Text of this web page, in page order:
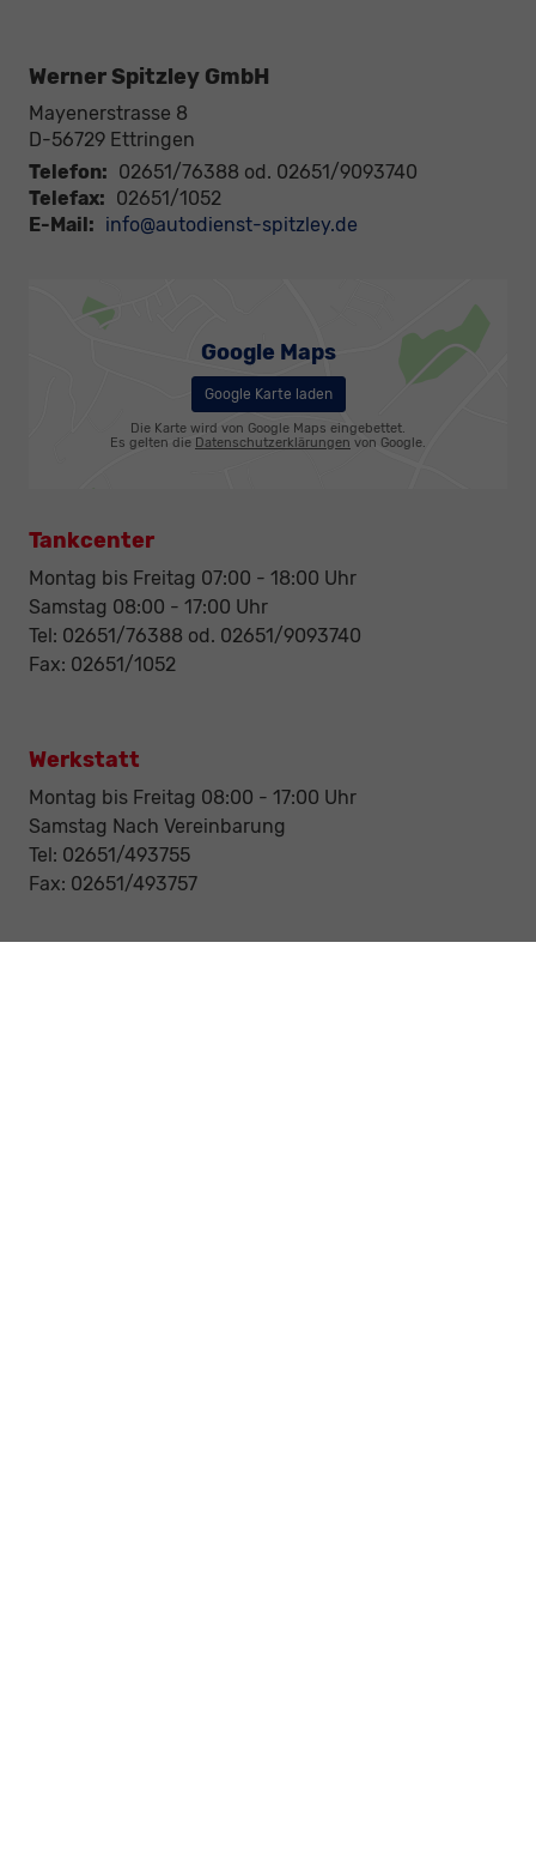
Werner Spitzley GmbH
Mayenerstrasse 8
D-56729 Ettringen
Telefon: 02651/76388 od. 02651/9093740
Telefax: 02651/1052
E-Mail: info@autodienst-spitzley.de
Google Maps
Google Karte laden
Die Karte wird von Google Maps eingebettet.
Es gelten die Datenschutzerklärungen von Google.
Tankcenter
Montag bis Freitag 07:00 - 18:00 Uhr
Samstag 08:00 - 17:00 Uhr
Tel: 02651/76388 od. 02651/9093740
Fax: 02651/1052
Werkstatt
Montag bis Freitag 08:00 - 17:00 Uhr
Samstag Nach Vereinbarung
Tel: 02651/493755
Fax: 02651/493757